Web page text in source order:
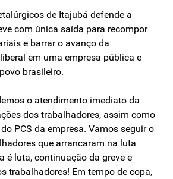
de Itajubá defende a
com única saída para recompor
e barrar o avanço da
em uma empresa pública e
brasileiro.
o atendimento imediato da
dos trabalhadores, assim como
PCS da empresa. Vamos seguir o
que arrancaram na luta
é luta, continuação da greve e
trabalhadores! Em tempo de copa,